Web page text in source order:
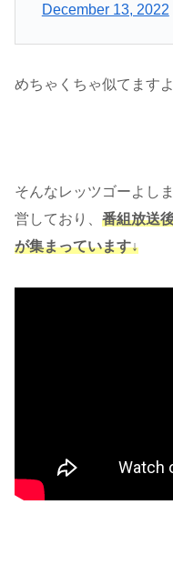
December 13, 2022
めちゃくちゃ似てます
そんなレッツゴーよし
営しており、 番組放送
が集まっています↓